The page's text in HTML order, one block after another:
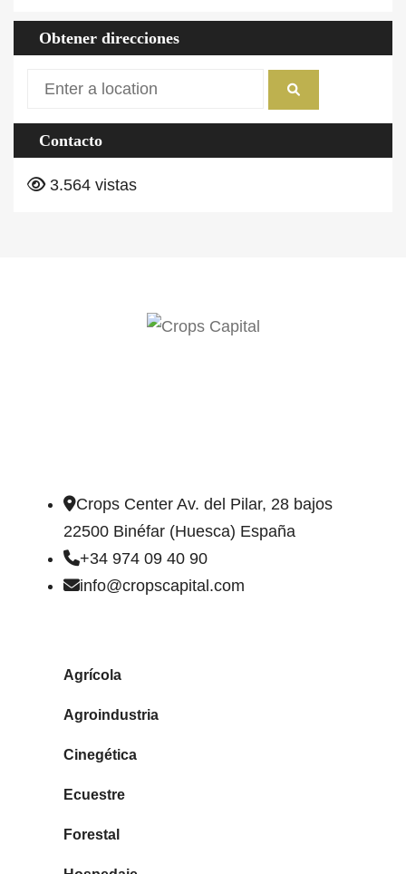
Obtener direcciones
Contacto
3.564 vistas
Crops Center Av. del Pilar, 28 bajos
22500 Binéfar (Huesca) España
+34 974 09 40 90
info@cropscapital.com
Agrícola
Agroindustria
Cinegética
Ecuestre
Forestal